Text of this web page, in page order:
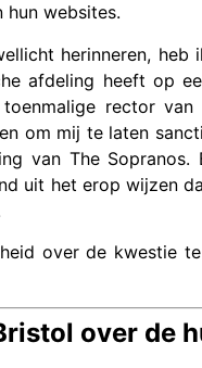
hun websites.
herinneren,
afdeling heeft op
toenmalige rector
om mij te laten
van The
uit het erop wijzen
over de kwestie
over de